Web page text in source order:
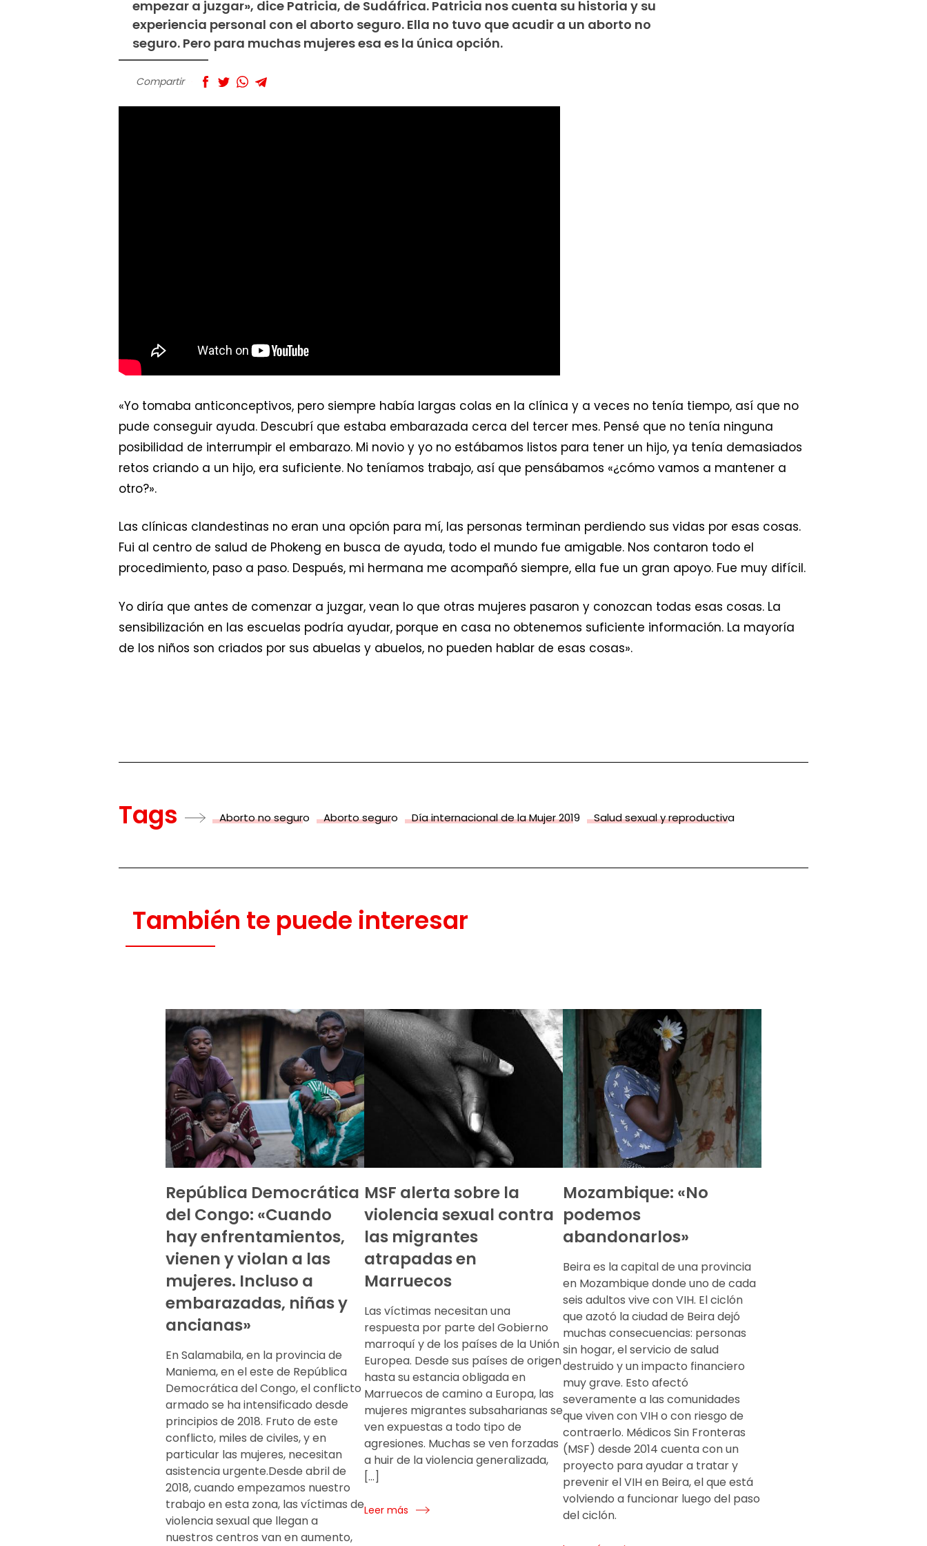
empezar a juzgar», dice Patricia, de Sudáfrica. Patricia nos cuenta su historia y su
experiencia personal con el aborto seguro. Ella no tuvo que acudir a un aborto no
seguro. Pero para muchas mujeres esa es la única opción.
Compartir
«Yo tomaba anticonceptivos, pero siempre había largas colas en la clínica y a veces no tenía tiempo, así que no
pude conseguir ayuda. Descubrí que estaba embarazada cerca del tercer mes. Pensé que no tenía ninguna
posibilidad de interrumpir el embarazo. Mi novio y yo no estábamos listos para tener un hijo, ya tenía demasiados
retos criando a un hijo, era suficiente. No teníamos trabajo, así que pensábamos «¿cómo vamos a mantener a
otro?».
Las clínicas clandestinas no eran una opción para mí, las personas terminan perdiendo sus vidas por esas cosas.
Fui al centro de salud de Phokeng en busca de ayuda, todo el mundo fue amigable. Nos contaron todo el
procedimiento, paso a paso. Después, mi hermana me acompañó siempre, ella fue un gran apoyo. Fue muy difícil.
Yo diría que antes de comenzar a juzgar, vean lo que otras mujeres pasaron y conozcan todas esas cosas. La
sensibilización en las escuelas podría ayudar, porque en casa no obtenemos suficiente información. La mayoría
de los niños son criados por sus abuelas y abuelos, no pueden hablar de esas cosas».
Tags Aborto no seguro Aborto seguro Día internacional de la Mujer 2019 Salud sexual y reproductiva
También te puede interesar
República Democrática
del Congo: «Cuando
hay enfrentamientos,
vienen y violan a las
mujeres. Incluso a
embarazadas, niñas y
ancianas»
En Salamabila, en la provincia de
Maniema, en el este de República
Democrática del Congo, el conflicto
armado se ha intensificado desde
principios de 2018. Fruto de este
conflicto, miles de civiles, y en
particular las mujeres, necesitan
asistencia urgente.Desde abril de
2018, cuando empezamos nuestro
trabajo en esta zona, las víctimas de
violencia sexual que llegan a
nuestros centros van en aumento,
MSF alerta sobre la
violencia sexual contra
las migrantes
atrapadas en
Marruecos
Las víctimas necesitan una
respuesta por parte del Gobierno
marroquí y de los países de la Unión
Europea. Desde sus países de origen
hasta su estancia obligada en
Marruecos de camino a Europa, las
mujeres migrantes subsaharianas se
ven expuestas a todo tipo de
agresiones. Muchas se ven forzadas
a huir de la violencia generalizada,
[…]
Leer más
Mozambique: «No
podemos
abandonarlos»
Beira es la capital de una provincia
en Mozambique donde uno de cada
seis adultos vive con VIH. El ciclón
que azotó la ciudad de Beira dejó
muchas consecuencias: personas
sin hogar, el servicio de salud
destruido y un impacto financiero
muy grave. Esto afectó
severamente a las comunidades
que viven con VIH o con riesgo de
contraerlo. Médicos Sin Fronteras
(MSF) desde 2014 cuenta con un
proyecto para ayudar a tratar y
prevenir el VIH en Beira, el que está
volviendo a funcionar luego del paso
del ciclón.